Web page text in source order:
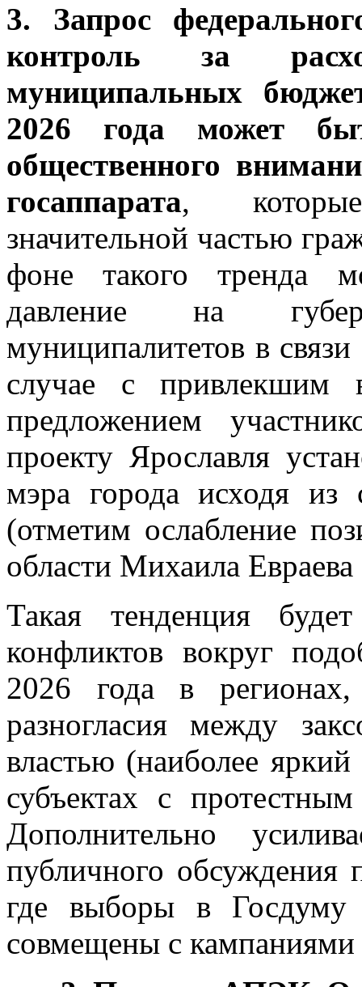
3. Запрос
контроль за
муниципальных
2026 года может
общественного
госаппарата,
значительной частью
фоне такого тренда
давление на
муниципалитетов в
случае с привлекшим
предложением
проекту Ярославля
мэра города исходя из
(отметим ослабление
области Михаила
Такая тенденция
конфликтов вокруг
2026 года в
разногласия между
властью (наиболее
субъектах с
Дополнительно
публичного обсуждения
где выборы в Госдуму
совмещены с кампаниями